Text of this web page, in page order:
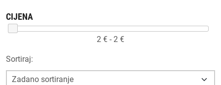
CIJENA
2 € - 2 €
Sortiraj: